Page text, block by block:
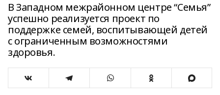
В Западном межрайонном центре “Семья”
успешно реализуется проект по
поддержке семей, воспитывающей детей
с ограниченным возможностями
здоровья.